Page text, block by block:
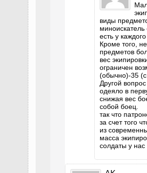
виды
миноискатель
есть у
Кроме того,
предметов
вес
ограничен
(обычно)-35
Другой
одеяло в
снижая вес
собой боец.
так что
за счет того
из
масса
солдаты у